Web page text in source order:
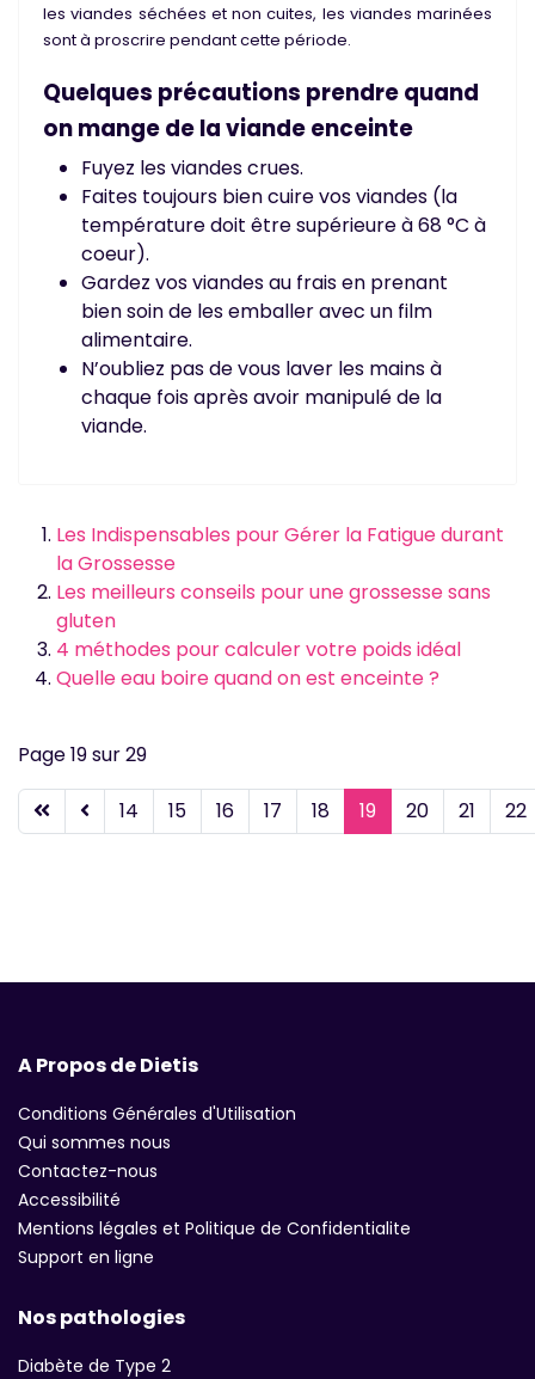
les viandes séchées et non cuites, les viandes marinées
sont à proscrire pendant cette période.
Quelques précautions prendre quand
on mange de la viande enceinte
Fuyez les viandes crues.
Faites toujours bien cuire vos viandes (la
température doit être supérieure à 68 °C à
coeur).
Gardez vos viandes au frais en prenant
bien soin de les emballer avec un film
alimentaire.
N’oubliez pas de vous laver les mains à
chaque fois après avoir manipulé de la
viande.
Les Indispensables pour Gérer la Fatigue durant
la Grossesse
Les meilleurs conseils pour une grossesse sans
gluten
4 méthodes pour calculer votre poids idéal
Quelle eau boire quand on est enceinte ?
Page 19 sur 29
14 15 16 17 18 19 20 21 22
A Propos de Dietis
Conditions Générales d'Utilisation
Qui sommes nous
Contactez-nous
Accessibilité
Mentions légales et Politique de Confidentialite
Support en ligne
Nos pathologies
Diabète de Type 2